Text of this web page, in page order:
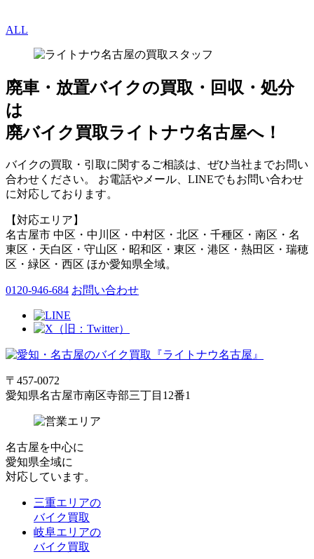
ALL
廃車・放置バイクの買取・回収・処分
は
廃バイク買取ライトナウ名古屋へ！
バイクの買取・引取に関するご相談は、ぜひ当社までお問い
合わせください。 お電話やメール、LINEでもお問い合わせ
に対応しております。
【対応エリア】
名古屋市 中区・中川区・中村区・北区・千種区・南区・名
東区・天白区・守山区・昭和区・東区・港区・熱田区・瑞穂
区・緑区・西区 ほか愛知県全域。
0120-946-684 お問い合わせ
〒457-0072
愛知県名古屋市南区寺部三丁目12番1
名古屋を中心に
愛知県全域に
対応しています。
三重エリアの
バイク買取
岐阜エリアの
バイク買取